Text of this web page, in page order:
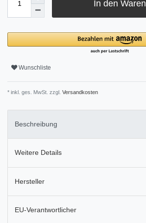
In den
Wunschliste
* inkl. ges. MwSt. zzgl. Versandkosten
Beschreibung
Weitere Details
Hersteller
EU-Verantwortlicher